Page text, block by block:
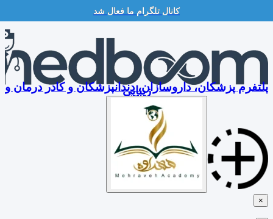
کانال تلگرام ما فعال شد
Skip
content
پلتفرم پزشکان، داروسازان، دندانپزشکان و کادر درمان و
زیبایی
×